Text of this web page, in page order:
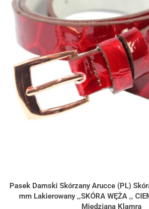
Pasek Damski Skórzany Arucce (PL)
mm Lakierowany ,,SKÓRA WĘŻA ,,
Miedziana Klamra